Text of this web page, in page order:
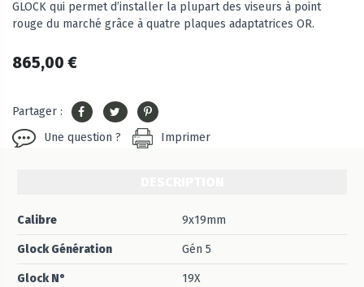
GLOCK qui permet d’installer la plupart des viseurs à point
rouge du marché grâce à quatre plaques adaptatrices OR.
865,00 €
Partager :
Une question ?
Imprimer
Calibre 9x19mm
Glock Génération Gén 5
Glock N° 19X